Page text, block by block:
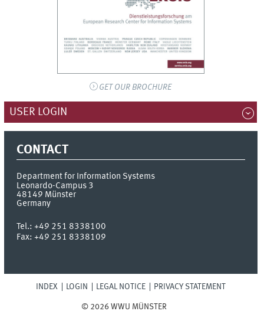
GET OUR BROCHURE
USER LOGIN
CONTACT
Department for Information Systems
Leonardo-Campus 3
48149 Münster
Germany
Tel.:+49 251 8338100
Fax:+49 251 8338109
INDEX LOGIN LEGAL NOTICE PRIVACY STATEMENT
© 2026 WWU MÜNSTER